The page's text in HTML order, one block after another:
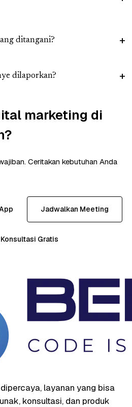
ditangani?
dilaporkan?
marketing di
Ceritakan kebutuhan Anda
Jadwalkan Meeting
Gratis
layanan yang bisa
konsultasi, dan produk